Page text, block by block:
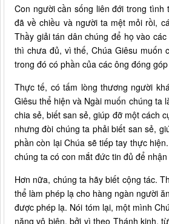
Con người cần sống liên đới trong
đã về chiều và người ta mệt mỏi rồi,
Thầy giải tán dân chúng để họ vào
thì chưa đủ, vì thế, Chúa Giêsu muốn
trong đó có phần của các ông đóng
Thực tế, có tấm lòng thương người
Giêsu thể hiện và Ngài muốn chúng ta
chia sẻ, biết san sẻ, giúp đỡ một cách
nhưng đòi chúng ta phải biết san sẻ,
phần còn lại Chúa sẽ tiếp tay thực
chúng ta có con mắt đức tin đủ để
Hơn nữa, chúng ta hãy biết cộng tác.
thể làm phép lạ cho hàng ngàn người
được phép lạ. Nói tóm lại, một mình
năng vô biên, bởi vì theo Thánh kinh,